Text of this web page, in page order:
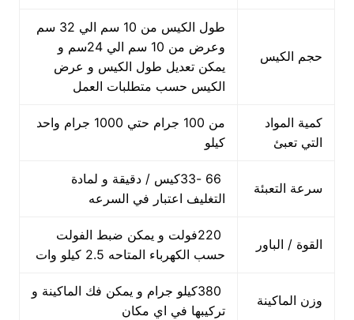
حجم الكيس
طول الكيس من 10 سم الي 32 سم
وعرض من 10 سم الي 24سم و
يمكن تعديل طول الكيس و عرض
الكيس حسب متطلبات العمل
كمية المواد
التي تعبئ
من 100 جرام حتي 1000 جرام واحد
كيلو
سرعة التعبئة
66 -33كيس / دقيقة و لمادة
التغليف اعتبار في السرعه
القوة / الباور
220فولت و يمكن ضبط الفولت
حسب الكهرباء المتاحه 2.5 كيلو وات
وزن الماكينة
380كيلو جرام و يمكن فك الماكينة و
تركيبها في اي مكان